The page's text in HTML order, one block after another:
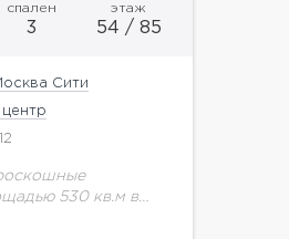
спален
3
этаж
54 / 85
Сити
530 кв.м в